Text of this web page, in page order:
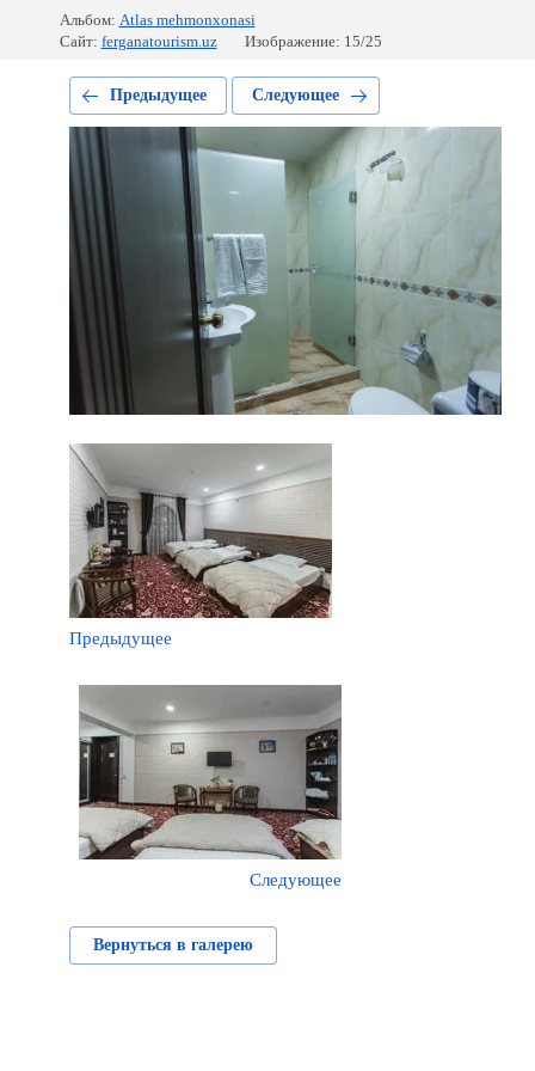
Альбом: Atlas mehmonxonasi
Сайт: ferganatourism.uz Изображение: 15/25
Предыдущее Следующее
Предыдущее
Следующее
Вернуться в галерею